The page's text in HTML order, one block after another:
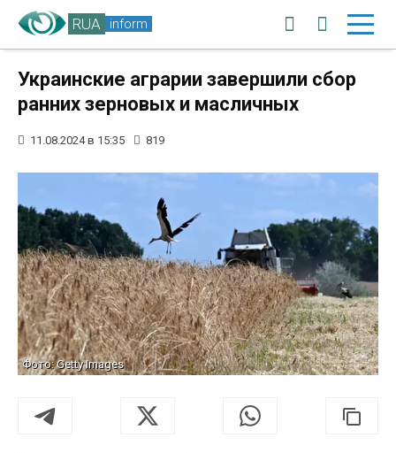
RUA inform
Украинские аграрии завершили сбор
ранних зерновых и масличных
11.08.2024 в 15:35 819
Фото: Getty Images